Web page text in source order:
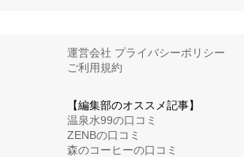
運営会社 プライバシーポリシー
ご利用規約
【編集部のオススメ記事】
温泉水99の口コミ
ZENBの口コミ
森のコーヒーの口コミ